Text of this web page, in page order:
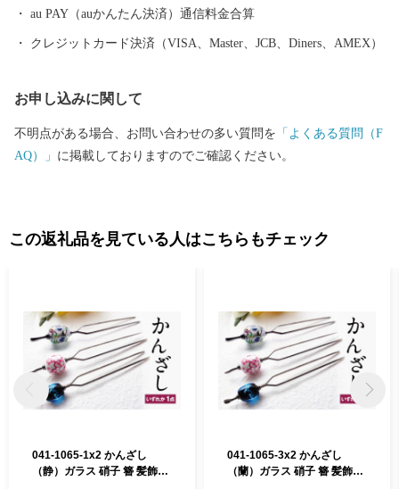
au PAY（auかんたん決済）通信料金合算
クレジットカード決済（VISA、Master、JCB、Diners、AMEX）
お申し込みに関して
不明点がある場合、お問い合わせの多い質問を 「よくある質問（F
AQ）」 に掲載しておりますのでご確認ください。
この返礼品を見ている人はこちらもチェック
041-1065-1x2 かんざし
（静）ガラス 硝子 簪 髪飾り
041-1065-3x2 かんざし
（蘭）ガラス 硝子 簪 髪飾り